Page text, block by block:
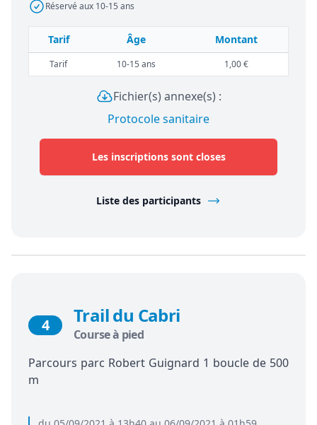
Réservé aux 10-15 ans
Tarif Âge Montant
Tarif 10-15 ans 1,00 €
Fichier(s) annexe(s) :
Protocole sanitaire
Les inscriptions sont closes
Liste des participants
4 Trail du Cabri
Course à pied
Parcours parc Robert Guignard 1 boucle de 500
m